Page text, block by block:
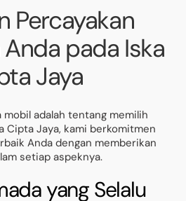
Percayakan
pada Iska
Jaya
adalah tentang memilih
Cipta Jaya, kami berkomitmen
Anda dengan memberikan
setiap aspeknya.
yang Selalu